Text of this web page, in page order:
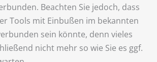
Beachten Sie jedoch, dass
Tools mit Einbußen im bekannten
sein könnte, denn vieles
nicht mehr so wie Sie es ggf.